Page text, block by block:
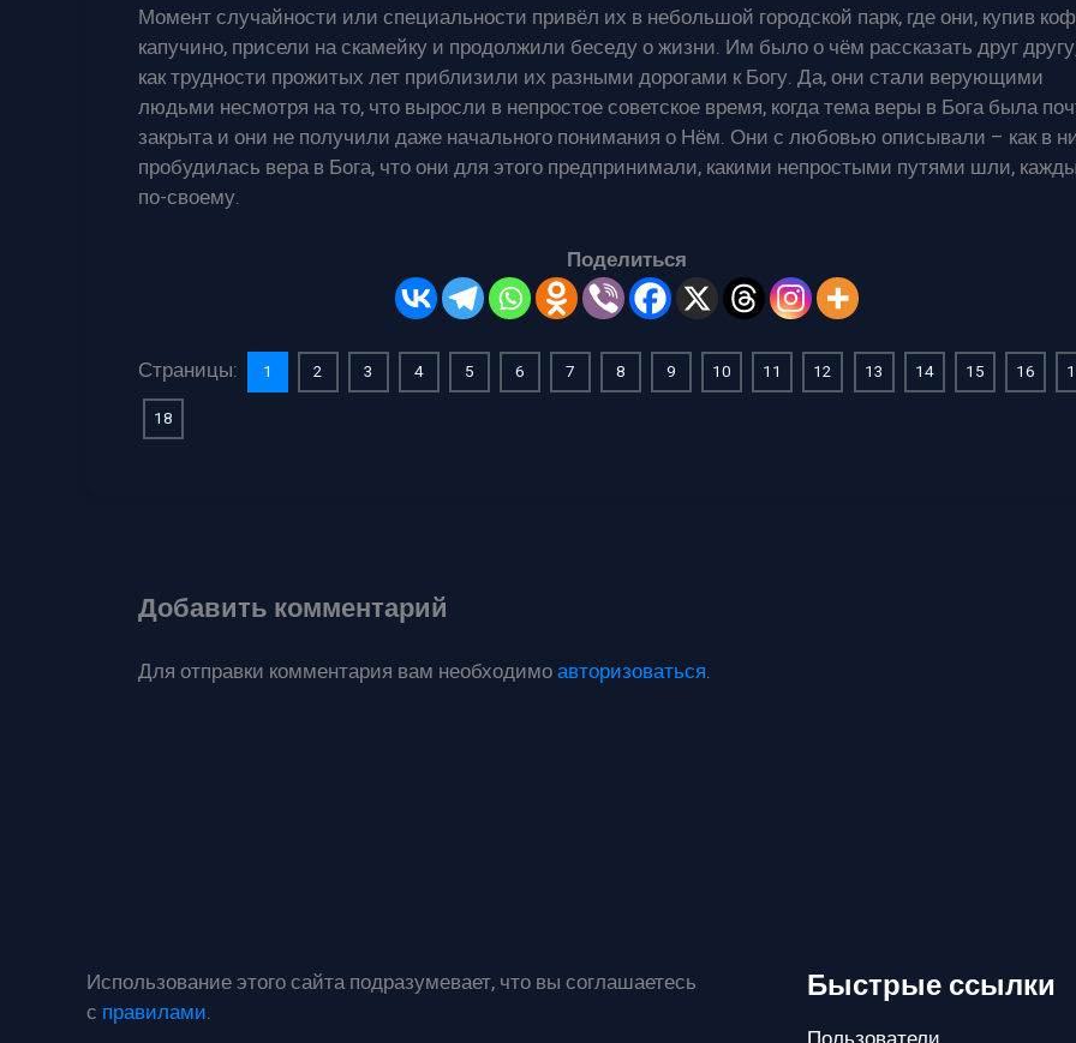
Момент случайности или специальности привёл их в небольшой городской парк, где они, купив
капучино, присели на скамейку и продолжили беседу о жизни. Им было о чём рассказать друг
как трудности прожитых лет приблизили их разными дорогами к Богу. Да, они стали верующими
людьми несмотря на то, что выросли в непростое советское время, когда тема веры в Бога была
закрыта и они не получили даже начального понимания о Нём. Они с любовью описывали – как в
пробудилась вера в Бога, что они для этого предпринимали, какими непростыми путями шли,
по-своему.
Поделиться
Страницы: 1 2 3 4 5 6 7 8 9 10 11 12 13 14 15 16
18
Добавить комментарий
Для отправки комментария вам необходимоавторизоваться.
Использование этого сайта подразумевает, что вы соглашаетесь
с правилами.
Быстрые ссылки